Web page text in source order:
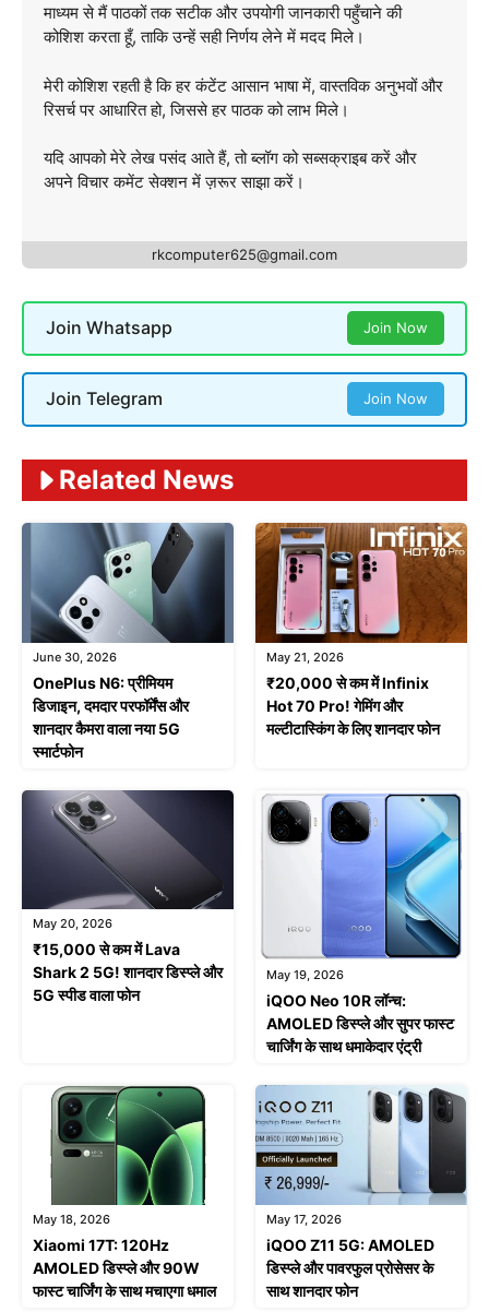
माध्यम से मैं पाठकों तक सटीक और उपयोगी जानकारी पहुँचाने की
कोशिश करता हूँ, ताकि उन्हें सही निर्णय लेने में मदद मिले।
मेरी कोशिश रहती है कि हर कंटेंट आसान भाषा में, वास्तविक अनुभवों और
रिसर्च पर आधारित हो, जिससे हर पाठक को लाभ मिले।
यदि आपको मेरे लेख पसंद आते हैं, तो ब्लॉग को सब्सक्राइब करें और
अपने विचार कमेंट सेक्शन में ज़रूर साझा करें।
rkcomputer625@gmail.com
Join Whatsapp Join Now
Join Telegram Join Now
Related News
June 30, 2026
OnePlus N6: प्रीमियम
डिजाइन, दमदार परफॉर्मेंस और
शानदार कैमरा वाला नया 5G
स्मार्टफोन
May 21, 2026
₹20,000 से कम में Infinix
Hot 70 Pro! गेमिंग और
मल्टीटास्किंग के लिए शानदार फोन
May 20, 2026
₹15,000 से कम में Lava
Shark 2 5G! शानदार डिस्प्ले और
5G स्पीड वाला फोन
May 19, 2026
iQOO Neo 10R लॉन्च:
AMOLED डिस्प्ले और सुपर फास्ट
चार्जिंग के साथ धमाकेदार एंट्री
May 18, 2026
Xiaomi 17T: 120Hz
AMOLED डिस्प्ले और 90W
फास्ट चार्जिंग के साथ मचाएगा धमाल
May 17, 2026
iQOO Z11 5G: AMOLED
डिस्प्ले और पावरफुल प्रोसेसर के
साथ शानदार फोन